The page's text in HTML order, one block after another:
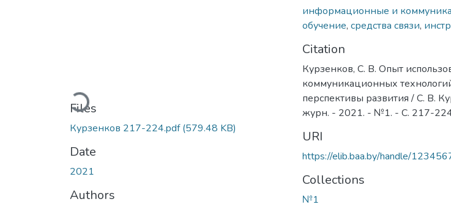
Loading...
Files
Курзенков 217-224.pdf(579.48 KB)
Date
2021
Authors
информационные и
обучение, средства связи,
Citation
Курзенков, С. В. Опыт
коммуникационных
перспективы развития / С. В.
журн. - 2021. - №1. - С. 217-
URI
https://elib.baa.by/handle/
Collections
№1